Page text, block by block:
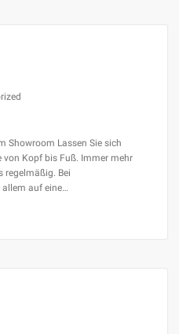
Showroom Lassen Sie sich
von Kopf bis Fuß. Immer mehr
regelmäßig. Bei
allem auf eine…